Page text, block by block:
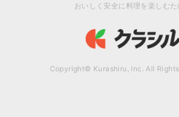
おいしく安全に料理を楽しむた
Copyright© Kurashiru, Inc. All Rights